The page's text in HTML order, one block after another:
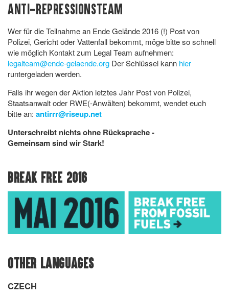
ANTI-REPRESSIONSTEAM
Wer für die Teilnahme an Ende Gelände 2016 (!) Post von
Polizei, Gericht oder Vattenfall bekommt, möge bitte so schnell
wie möglich Kontakt zum Legal Team aufnehmen:
legalteam@ende-gelaende.org Der Schlüssel kann hier
runtergeladen werden.
Falls ihr wegen der Aktion letztes Jahr Post von Polizei,
Staatsanwalt oder RWE(-Anwälten) bekommt, wendet euch
bitte an: antirrr@riseup.net
Unterschreibt nichts ohne Rücksprache -
Gemeinsam sind wir Stark!
BREAK FREE 2016
OTHER LANGUAGES
CZECH